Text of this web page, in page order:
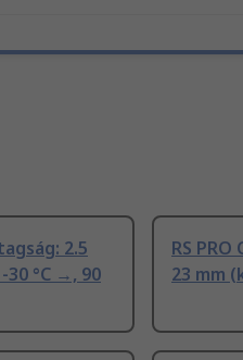
2.5
30 °C →, 90
RS
23 mm